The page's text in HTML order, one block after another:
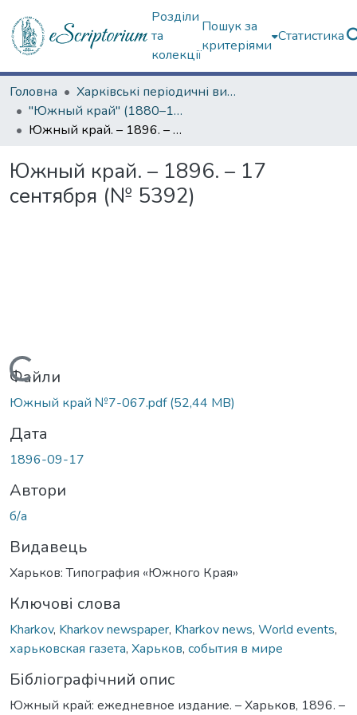
Розділи
та
колекції
Пошук за
критеріями
Статистика
Головна
Харківські періодичні видання
"Южный край" (1880–1919 гг.)
Южный край. – 1896. – 17 сентября (№ 5392)
Южный край. – 1896. – 17
сентября (№ 5392)
Вантажиться...
Файли
Южный край №7-067.pdf(52,44 MB)
Дата
1896-09-17
Автори
б/а
Видавець
Харьков: Типография «Южного Края»
Ключові слова
Kharkov, Kharkov newspaper, Kharkov news, World events,
харьковская газета, Харьков, события в мире
Бібліографічний опис
Южный край: ежедневное издание. – Харьков, 1896. –